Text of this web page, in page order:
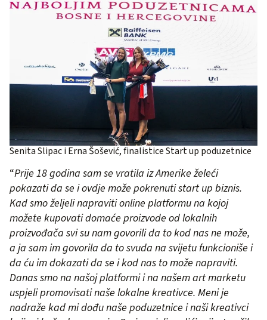
Senita Slipac i Erna Šošević, finalistice Start up poduzetnice
“Prije 18 godina sam se vratila iz Amerike želeći
pokazati da se i ovdje može pokrenuti start up biznis.
Kad smo željeli napraviti online platformu na kojoj
možete kupovati domaće proizvode od lokalnih
proizvođača svi su nam govorili da to kod nas ne može,
a ja sam im govorila da to svuda na svijetu funkcioniše i
da ću im dokazati da se i kod nas to može napraviti.
Danas smo na našoj platformi i na našem art marketu
uspjeli promovisati naše lokalne kreativce. Meni je
nadraže kad mi dođu naše poduzetnice i naši kreativci